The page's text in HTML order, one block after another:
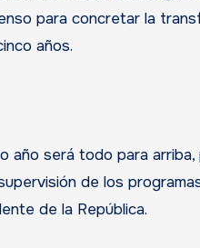
para concretar la
años.
año será todo para
de los
de la República.